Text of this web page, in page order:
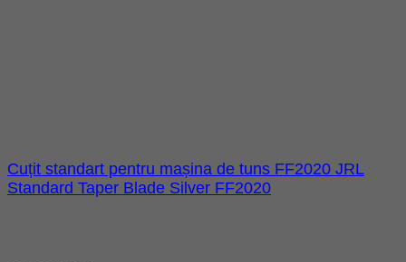
Cuțit standart pentru mașina de tuns FF2020 JRL
Standard Taper Blade Silver FF2020